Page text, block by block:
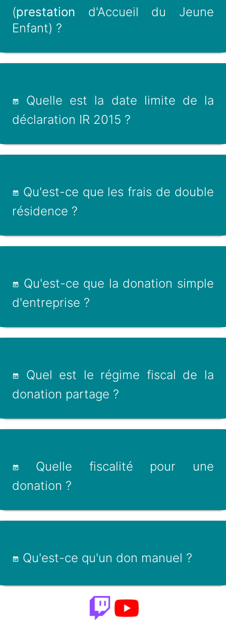
(prestation d'Accueil du Jeune
Enfant) ?
Quelle est la date limite de la
déclaration IR 2015 ?
Qu'est-ce que les frais de double
résidence ?
Qu'est-ce que la donation simple
d'entreprise ?
Quel est le régime fiscal de la
donation partage ?
Quelle fiscalité pour une
donation ?
Qu'est-ce qu'un don manuel ?